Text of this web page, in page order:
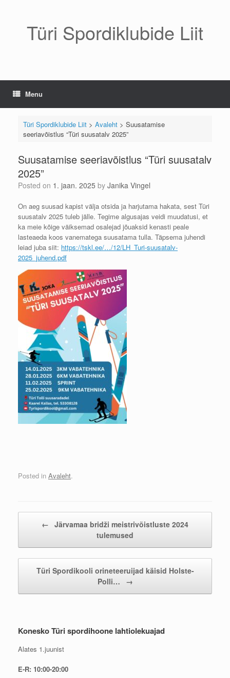
Türi Spordiklubide Liit
Menu
Türi Spordiklubide Liit> Avaleht> Suusatamise
seeriavõistlus “Türi suusatalv 2025”
Suusatamise seeriavõistlus “Türi suusatalv
2025”
Posted on 1. jaan. 2025 by Janika Vingel
On aeg suusad kapist välja otsida ja harjutama hakata, sest Türi
suusatalv 2025 tuleb jälle. Tegime algusajas veidi muudatusi, et
ka meie kõige väiksemad osalejad jõuaksid kenasti peale
lasteaeda koos vanematega suusatama tulla. Täpsema juhendi
leiad juba siit: https://tskl.ee/…/12/LH_Turi-suusatalv-
2025_juhend.pdf
Posted in Avaleht.
← Järvamaa bridži meistrivõistluste 2024
tulemused
Türi Spordikooli orineteeruijad käisid Holste-
Polli…
→
Konesko Türi spordihoone lahtiolekuajad
Alates 1.juunist
E-R: 10:00-20:00